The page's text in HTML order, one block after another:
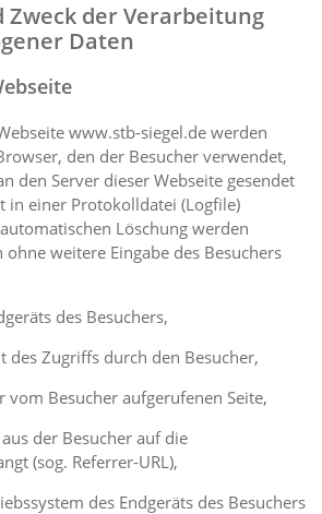
Zweck der Verarbeitung
Daten
www.stb-siegel.de werden
den der Besucher verwendet,
den Server dieser Webseite gesendet
in einer Protokolldatei (Logfile)
Löschung werden
ohne weitere Eingabe des Besuchers
des Besuchers,
des Zugriffs durch den Besucher,
vom Besucher aufgerufenen Seite,
der Besucher auf die
(sog. Referrer-URL),
des Endgeräts des Besuchers